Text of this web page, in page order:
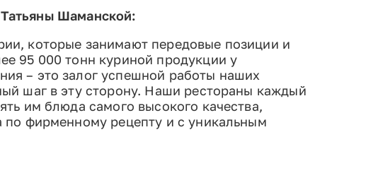
Шаманской:
которые занимают передовые позиции и
95 000 тонн куриной продукции у
– это залог успешной работы наших
шаг в эту сторону. Наши рестораны каждый
им блюда самого высокого качества,
по фирменному рецепту и с уникальным